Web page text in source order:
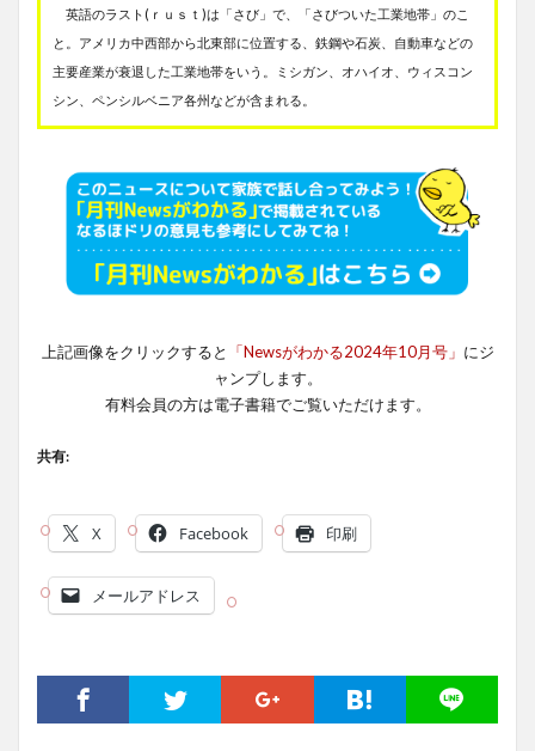
英語のラスト(ｒｕｓｔ)は「さび」で、「さびついた工業地帯」のこ
と。アメリカ中西部から北東部に位置する、鉄鋼や石炭、自動車などの
主要産業が衰退した工業地帯をいう。ミシガン、オハイオ、ウィスコン
シン、ペンシルベニア各州などが含まれる。
上記画像をクリックすると 「Newsがわかる2024年10月号」 にジ
ャンプします。
有料会員の方は電子書籍でご覧いただけます。
共有:
X Facebook 印刷
メールアドレス